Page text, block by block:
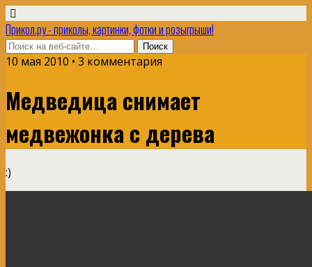
Прикол.ру - приколы, картинки, фотки и розыгрыши!
10 мая 2010 • 3 комментария
Медведица снимает
медвежонка с дерева
:)